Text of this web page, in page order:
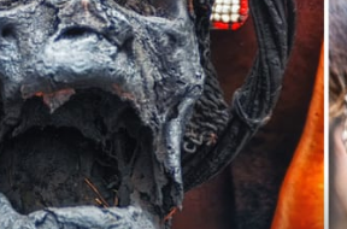
TEREZIE
UFO A
HISTORIE